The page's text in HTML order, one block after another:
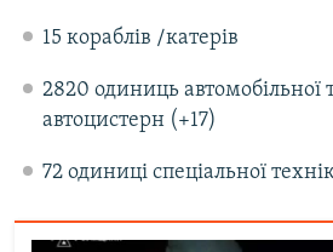
15 кораблів /катерів
2820 одиниць автомобільної
автоцистерн (+17)
72 одиниці спеціальної